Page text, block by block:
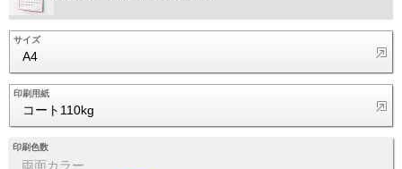
サイズ
A4
印刷用紙
コート110kg
印刷色数
両面カラー